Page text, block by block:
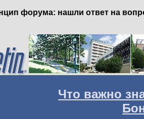
форума: нашли ответ на
Что важно